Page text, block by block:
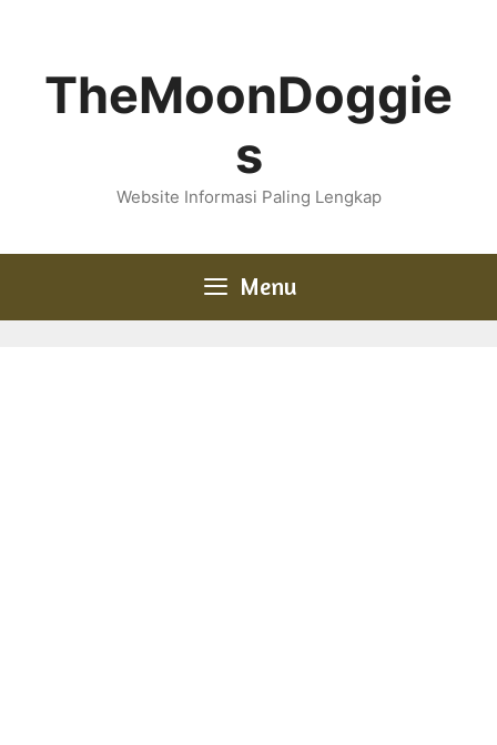
TheMoonDoggie
s
Website Informasi Paling Lengkap
Menu